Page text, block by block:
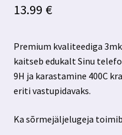
13.99 €
Premium kvaliteediga
kaitseb edukalt Sinu
9H ja karastamine 400C
eriti vastupidavaks.
Ka sõrmejäljelugeja